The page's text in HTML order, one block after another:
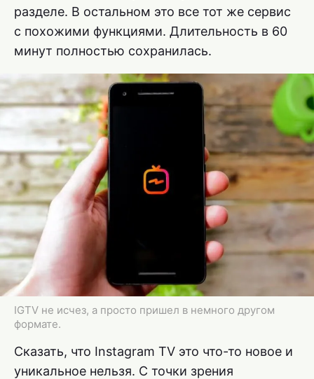
разделе. В остальном это все тот же сервис
с похожими функциями. Длительность в 60
минут полностью сохранилась.
IGTV не исчез, а просто пришел в немного другом
формате.
Сказать, что Instagram TV это что-то новое и
уникальное нельзя. С точки зрения